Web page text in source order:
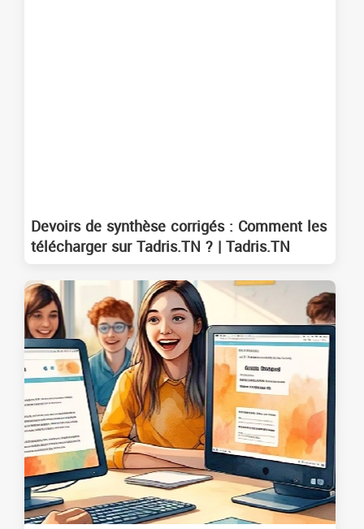
Devoirs de synthèse corrigés : Comment les
télécharger sur Tadris.TN ? | Tadris.TN